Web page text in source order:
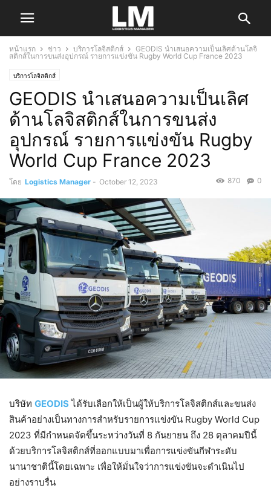
หน้าแรก ข่าว บริการโลจิสติกส์
GEODIS นำเสนอความเป็นเลิศด้านโลจิ
สติกส์ในการขนส่งอุปกรณ์ รายการแข่งขัน Rugby World Cup France 2023
บริการโลจิสติกส์
GEODIS นำเสนอความเป็นเลิศ
ด้านโลจิสติกส์ในการขนส่ง
อุปกรณ์ รายการแข่งขัน Rugby
World Cup France 2023
โดย Logistics Manager - October 12, 2023 0
870
บริษัท GEODIS ได้รับเลือกให้เป็นผู้ให้บริการโลจิสติกส์และขนส่ง
สินค้าอย่างเป็นทางการสำหรับรายการแข่งขัน Rugby World Cup
2023 ที่มีกำหนดจัดขึ้นระหว่างวันที่ 8 กันยายน ถึง 28 ตุลาคมปีนี้
ด้วยบริการโลจิสติกส์ที่ออกแบบมาเพื่อการแข่งขันกีฬาระดับ
นานาชาตินี้โดยเฉพาะ เพื่อให้มั่นใจว่าการแข่งขันจะดำเนินไป
อย่างราบรื่น